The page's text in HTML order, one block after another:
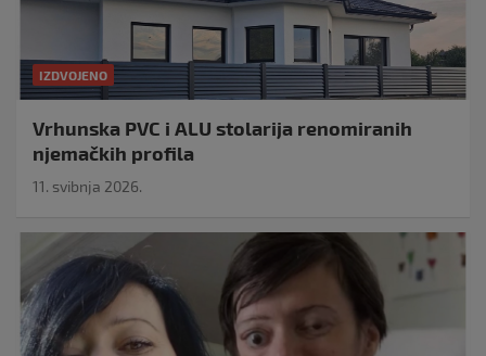
IZDVOJENO
Vrhunska PVC i ALU stolarija renomiranih
njemačkih profila
11. svibnja 2026.